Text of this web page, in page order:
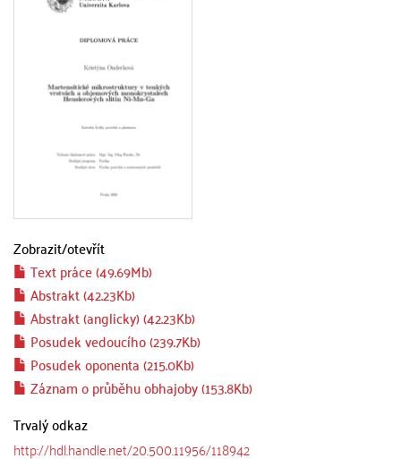
Zobrazit/otevřít
Text práce (49.69Mb)
Abstrakt (42.23Kb)
Abstrakt (anglicky) (42.23Kb)
Posudek vedoucího (239.7Kb)
Posudek oponenta (215.0Kb)
Záznam o průběhu obhajoby (153.8Kb)
Trvalý odkaz
http://hdl.handle.net/20.500.11956/118942